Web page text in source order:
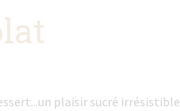
plaisir sucré irrésistible